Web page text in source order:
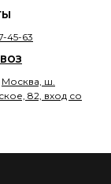
45-63
Москва, ш.
82, вход со